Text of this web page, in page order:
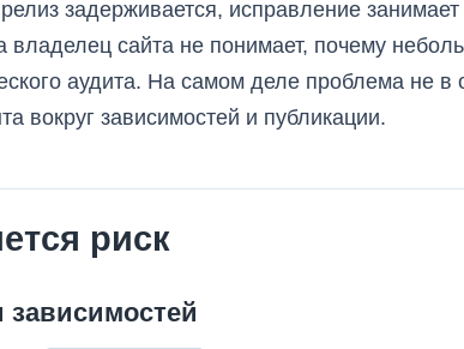
задерживается, исправление
владелец сайта не понимает, почему
аудита. На самом деле проблема не
вокруг зависимостей и публикации.
риск